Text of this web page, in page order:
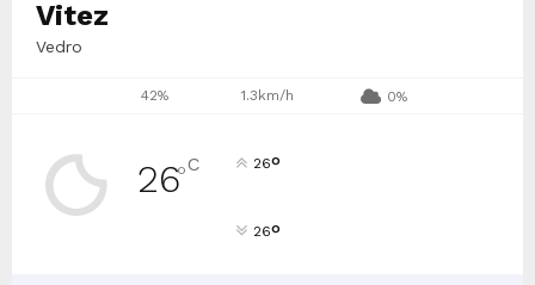
Vitez
Vedro
42% 1.3km/h 0%
26°C 26°
26°